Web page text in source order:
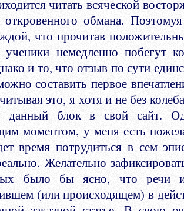
читать всяческой
обмана.
что прочитав
ученики немедленно побегут
и то, что отзыв по сути
составить первое
это, я хотя и не без
данный блок в свой сайт.
моментом, у меня есть
время потрудиться в сем
Желательно
было бы ясно, что речи
(или происходящем) в